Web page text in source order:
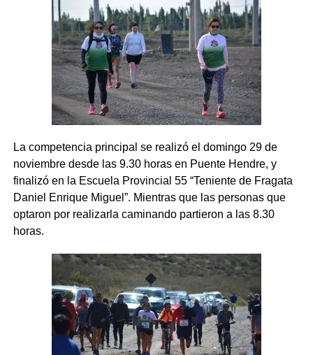
La competencia principal se realizó el domingo 29 de
noviembre desde las 9.30 horas en Puente Hendre, y
finalizó en la Escuela Provincial 55 “Teniente de Fragata
Daniel Enrique Miguel”. Mientras que las personas que
optaron por realizarla caminando partieron a las 8.30
horas.